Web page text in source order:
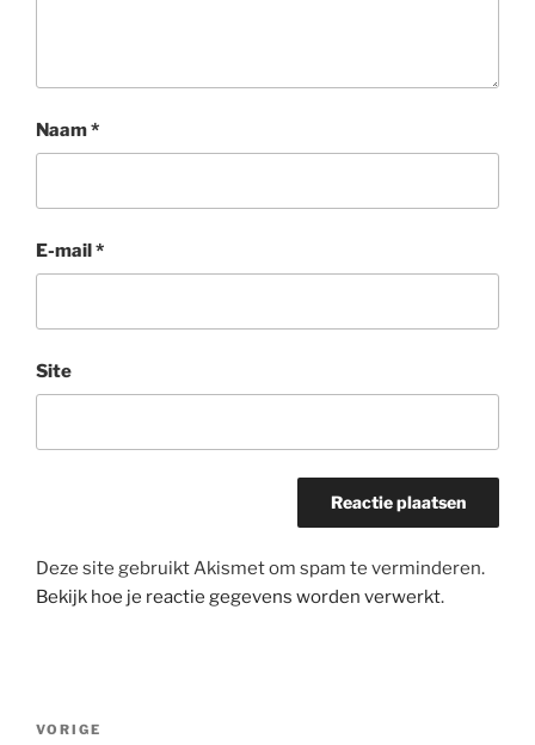
Naam*
E-mail*
Site
Deze site gebruikt Akismet om spam te verminderen.
Bekijk hoe je reactie gegevens worden verwerkt.
Bericht
Vorig
VORIGE